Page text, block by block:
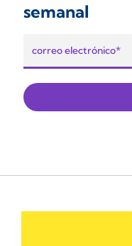
semanal